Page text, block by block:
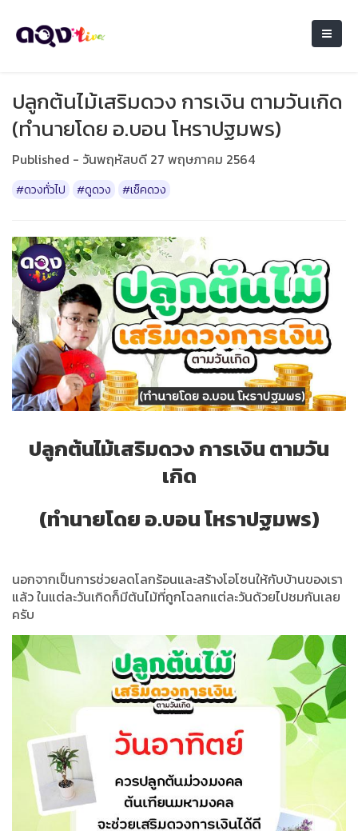
ปลูกต้นไม้เสริมดวง การเงิน ตามวันเกิด
(ทำนายโดย อ.บอน โหราปฐมพร)
Published - วันพฤหัสบดี 27 พฤษภาคม 2564
#ดวงทั่วไป #ดูดวง #เช็คดวง
ปลูกต้นไม้เสริมดวง การเงิน ตามวัน
เกิด
(ทำนายโดย อ.บอน โหราปฐมพร)
นอกจากเป็นการช่วยลดโลกร้อนและสร้างโอโซนให้กับบ้านของเรา
แล้ว ในแต่ละวันเกิดก็มีต้นไม้ที่ถูกโฉลกแต่ละวันด้วยไปชมกันเลย
ครับ